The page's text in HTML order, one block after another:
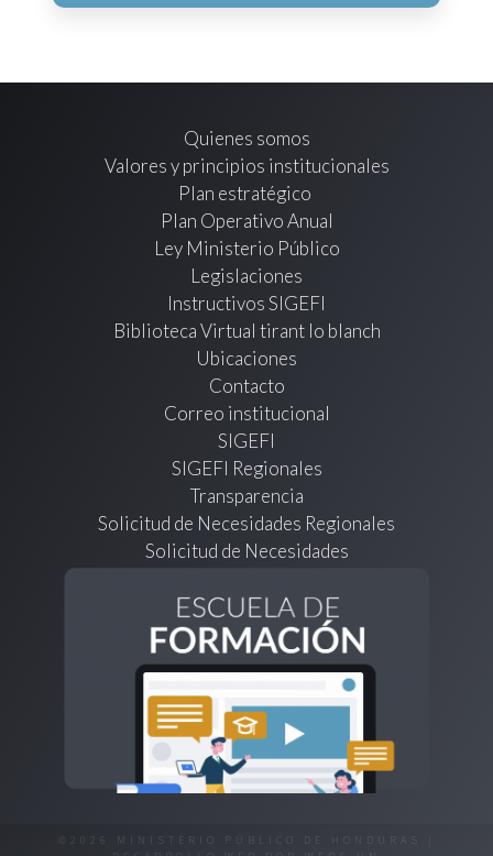
Quienes somos
Valores y principios institucionales
Plan estratégico
Plan Operativo Anual
Ley Ministerio Público
Legislaciones
Instructivos SIGEFI
Biblioteca Virtual tirant lo blanch
Ubicaciones
Contacto
Correo institucional
SIGEFI
SIGEFI Regionales
Transparencia
Solicitud de Necesidades Regionales
Solicitud de Necesidades
©2026 MINISTERIO PÚBLICO DE HONDURAS |